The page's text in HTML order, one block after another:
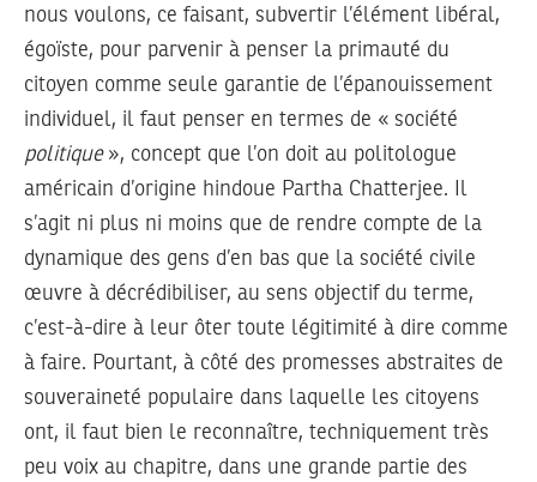
nous voulons, ce faisant, subvertir l’élément libéral,
égoïste, pour parvenir à penser la primauté du
citoyen comme seule garantie de l’épanouissement
individuel, il faut penser en termes de « société
politique», concept que l’on doit au politologue
américain d’origine hindoue Partha Chatterjee. Il
s’agit ni plus ni moins que de rendre compte de la
dynamique des gens d’en bas que la société civile
œuvre à décrédibiliser, au sens objectif du terme,
c’est-à-dire à leur ôter toute légitimité à dire comme
à faire. Pourtant, à côté des promesses abstraites de
souveraineté populaire dans laquelle les citoyens
ont, il faut bien le reconnaître, techniquement très
peu voix au chapitre, dans une grande partie des